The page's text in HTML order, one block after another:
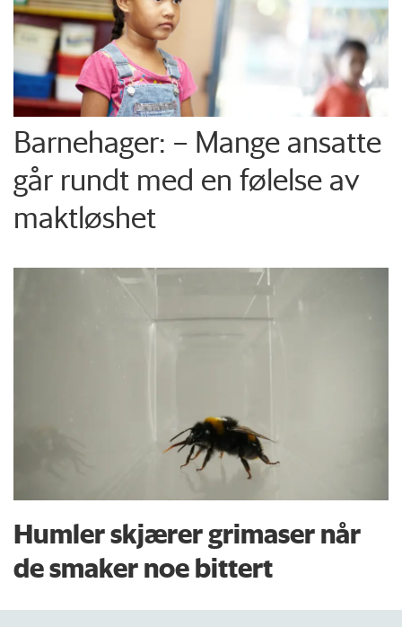
Barnehager: – Mange ansatte
går rundt med en følelse av
maktløshet
Humler skjærer grimaser når
de smaker noe bittert